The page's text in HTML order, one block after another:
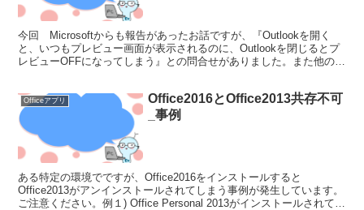
今回 Microsoftからも報告があったお話ですが、『Outlookを開く
と、いつもプレビュー画面が表示されるのに、Outlookを閉じるとプ
レビューOFFになってしまう』との問合せがありました。また他のユ
Officeアプリ
Office2016とOffice2013共存不可
_事例
ある特定の環境でですが、Office2016をインストールすると
Office2013がアンインストールされてしまう事例が発生しています。
ご注意ください。例１) Office Personal 2013がインストールされてい